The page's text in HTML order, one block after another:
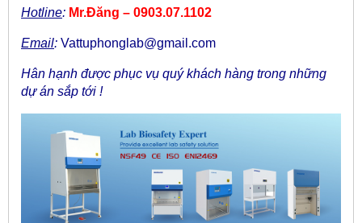
Hotline: Mr.Đăng – 0903.07.1102
Email: Vattuphonglab@gmail.com
Hân hạnh được phục vụ quý khách hàng trong những
dự án sắp tới !